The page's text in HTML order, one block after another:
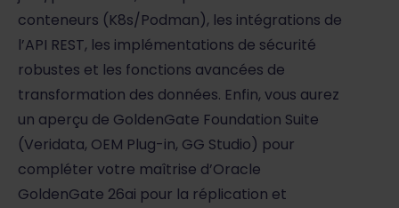
conteneurs (K8s/Podman), les intégrations de
l’API REST, les implémentations de sécurité
robustes et les fonctions avancées de
transformation des données. Enfin, vous aurez
un aperçu de GoldenGate Foundation Suite
(Veridata, OEM Plug-in, GG Studio) pour
compléter votre maîtrise d’Oracle
GoldenGate 26ai pour la réplication et